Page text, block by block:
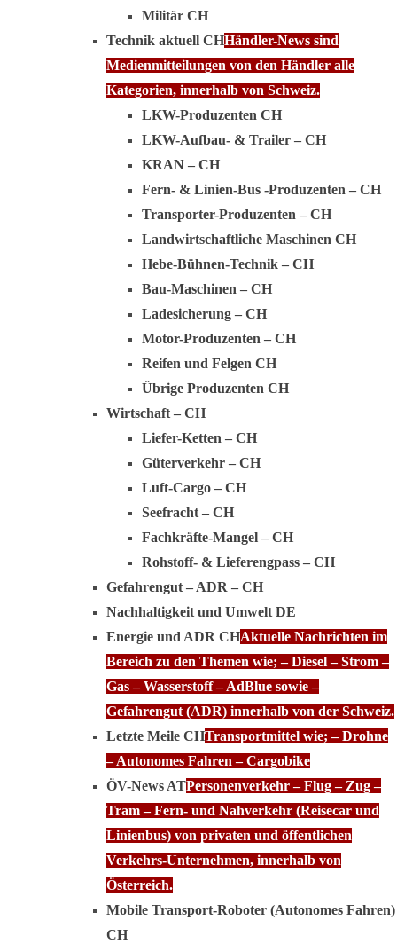
Militär CH
Technik aktuell CHHändler-News sind
Medienmitteilungen von den Händler alle
Kategorien, innerhalb von Schweiz.
LKW-Produzenten CH
LKW-Aufbau- & Trailer – CH
KRAN – CH
Fern- & Linien-Bus -Produzenten – CH
Transporter-Produzenten – CH
Landwirtschaftliche Maschinen CH
Hebe-Bühnen-Technik – CH
Bau-Maschinen – CH
Ladesicherung – CH
Motor-Produzenten – CH
Reifen und Felgen CH
Übrige Produzenten CH
Wirtschaft – CH
Liefer-Ketten – CH
Güterverkehr – CH
Luft-Cargo – CH
Seefracht – CH
Fachkräfte-Mangel – CH
Rohstoff- & Lieferengpass – CH
Gefahrengut – ADR – CH
Nachhaltigkeit und Umwelt DE
Energie und ADR CHAktuelle Nachrichten im
Bereich zu den Themen wie; – Diesel – Strom –
Gas – Wasserstoff – AdBlue sowie –
Gefahrengut (ADR) innerhalb von der Schweiz.
Letzte Meile CHTransportmittel wie; – Drohne
– Autonomes Fahren – Cargobike
ÖV-News ATPersonenverkehr – Flug – Zug –
Tram – Fern- und Nahverkehr (Reisecar und
Linienbus) von privaten und öffentlichen
Verkehrs-Unternehmen, innerhalb von
Österreich.
Mobile Transport-Roboter (Autonomes Fahren)
CH